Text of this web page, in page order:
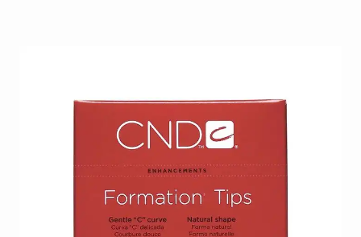
De meest universele tip met een minimale c-curve en
een groot opzetstuk.
Op voorraad
CND-FC8